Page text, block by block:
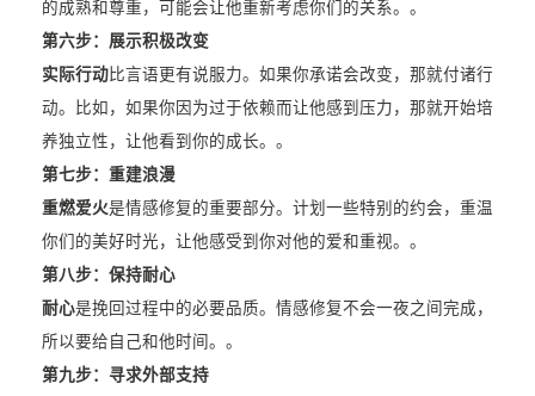
的成熟和尊重，可能会让他重新考虑你们的关系。。
第六步：展示积极改变
实际行动比言语更有说服力。如果你承诺会改变，那就付诸行
动。比如，如果你因为过于依赖而让他感到压力，那就开始培
养独立性，让他看到你的成长。。
第七步：重建浪漫
重燃爱火是情感修复的重要部分。计划一些特别的约会，重温
你们的美好时光，让他感受到你对他的爱和重视。。
第八步：保持耐心
耐心是挽回过程中的必要品质。情感修复不会一夜之间完成，
所以要给自己和他时间。。
第九步：寻求外部支持